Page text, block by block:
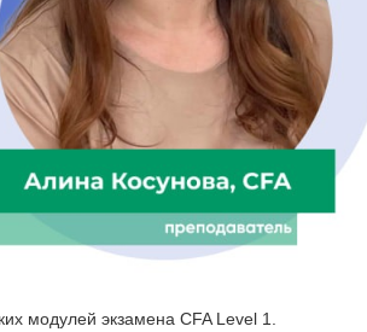
модулей экзамена CFA Level 1.